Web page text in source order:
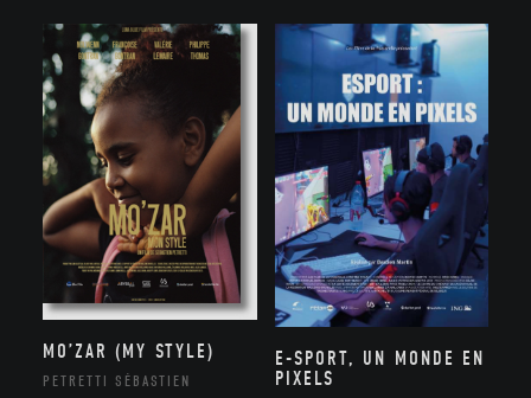
MO’ZAR (MY STYLE)
PETRETTI SÉBASTIEN
E-SPORT, UN MONDE EN
PIXELS